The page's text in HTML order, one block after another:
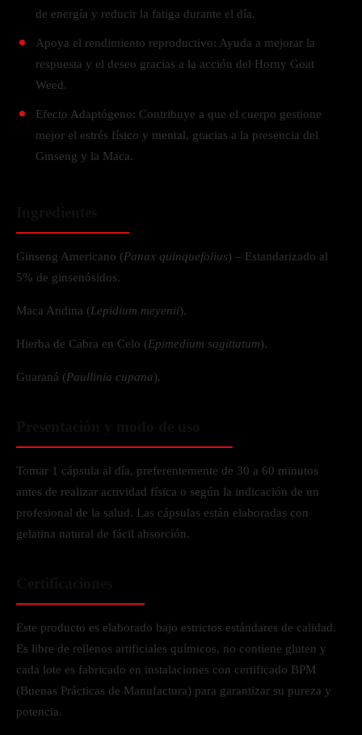
de energía y reducir la fatiga durante el día.
Apoya el rendimiento reproductivo: Ayuda a mejorar la
respuesta y el deseo gracias a la acción del Horny Goat
Weed.
Efecto Adaptógeno: Contribuye a que el cuerpo gestione
mejor el estrés físico y mental, gracias a la presencia del
Ginseng y la Maca.
Ginseng Americano (Panax quinquefolius) – Estandarizado al
5% de ginsenósidos.
Maca Andina (Lepidium meyenii).
Hierba de Cabra en Celo (Epimedium sagittatum).
Guaraná (Paullinia cupana).
Tomar 1 cápsula al día, preferentemente de 30 a 60 minutos
antes de realizar actividad física o según la indicación de un
profesional de la salud. Las cápsulas están elaboradas con
gelatina natural de fácil absorción.
Este producto es elaborado bajo estrictos estándares de calidad.
Es libre de rellenos artificiales químicos, no contiene gluten y
cada lote es fabricado en instalaciones con certificado BPM
(Buenas Prácticas de Manufactura) para garantizar su pureza y
potencia.